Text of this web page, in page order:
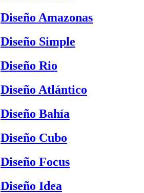
Diseño Amazonas
Diseño Simple
Diseño Rio
Diseño Atlántico
Diseño Bahía
Diseño Cubo
Diseño Focus
Diseño Idea